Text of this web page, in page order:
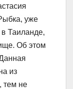
уже
Таиланде,
Об этом
из
тем не